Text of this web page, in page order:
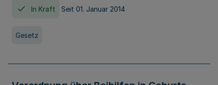
In Kraft Seit 01. Januar 2014
Gesetz